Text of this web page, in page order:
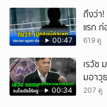
00:47
ถึงว่า
แรก
619 ดู
00:34
เรวัช
มอาวุ
207 ดู